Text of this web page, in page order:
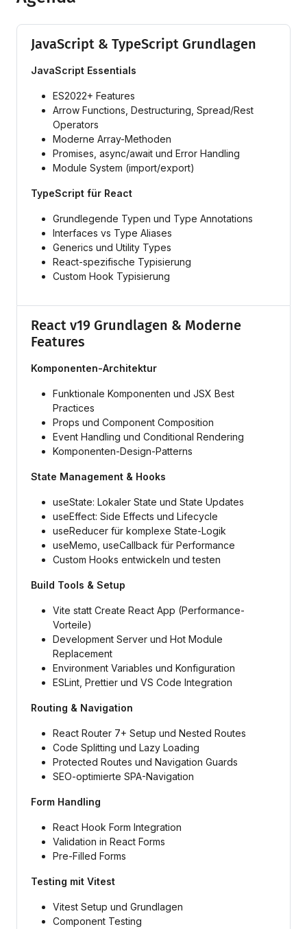
JavaScript & TypeScript Grundlagen
JavaScript Essentials
ES2022+ Features
Arrow Functions, Destructuring, Spread/Rest
Operators
Moderne Array-Methoden
Promises, async/await und Error Handling
Module System (import/export)
TypeScript für React
Grundlegende Typen und Type Annotations
Interfaces vs Type Aliases
Generics und Utility Types
React-spezifische Typisierung
Custom Hook Typisierung
React v19 Grundlagen & Moderne
Features
Komponenten-Architektur
Funktionale Komponenten und JSX Best
Practices
Props und Component Composition
Event Handling und Conditional Rendering
Komponenten-Design-Patterns
State Management & Hooks
useState: Lokaler State und State Updates
useEffect: Side Effects und Lifecycle
useReducer für komplexe State-Logik
useMemo, useCallback für Performance
Custom Hooks entwickeln und testen
Build Tools & Setup
Vite statt Create React App (Performance-
Vorteile)
Development Server und Hot Module
Replacement
Environment Variables und Konfiguration
ESLint, Prettier und VS Code Integration
Routing & Navigation
React Router 7+ Setup und Nested Routes
Code Splitting und Lazy Loading
Protected Routes und Navigation Guards
SEO-optimierte SPA-Navigation
Form Handling
React Hook Form Integration
Validation in React Forms
Pre-Filled Forms
Testing mit Vitest
Vitest Setup und Grundlagen
Component Testing